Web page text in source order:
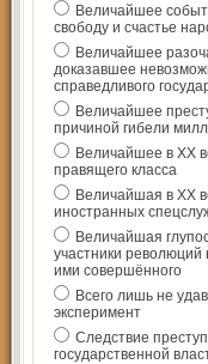
Величайшее
свободу и счастье
Величайшее
доказавшее
справедливого
Величайшее
причиной гибели
Величайшее в ХХ
правящего класса
Величайшая в ХХ
иностранных
Величайшая
участники революций
ими совершённого
Всего лишь не
эксперимент
Следствие
государственной